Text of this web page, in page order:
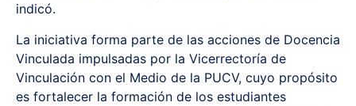
indicó.
La iniciativa forma parte de las acciones de Docencia
Vinculada impulsadas por la Vicerrectoría de
Vinculación con el Medio de la PUCV, cuyo propósito
es fortalecer la formación de los estudiantes